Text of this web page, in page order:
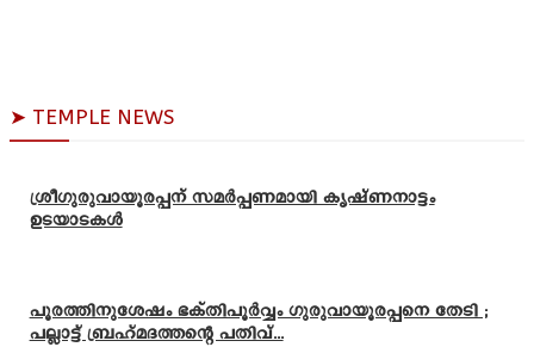
➤ TEMPLE NEWS
ശ്രീഗുരുവായൂരപ്പന് സമർപ്പണമായി കൃഷ്ണനാട്ടം
ഉടയാടകൾ
പൂരത്തിനുശേഷം ഭക്തിപൂർവ്വം ഗുരുവായൂരപ്പനെ തേടി ;
പല്ലാട്ട് ബ്രഹ്മദത്തന്റെ പതിവ്...